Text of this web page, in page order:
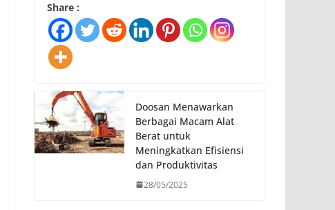
Share :
Doosan Menawarkan
Berbagai Macam Alat
Berat untuk
Meningkatkan Efisiensi
dan Produktivitas
28/05/2025